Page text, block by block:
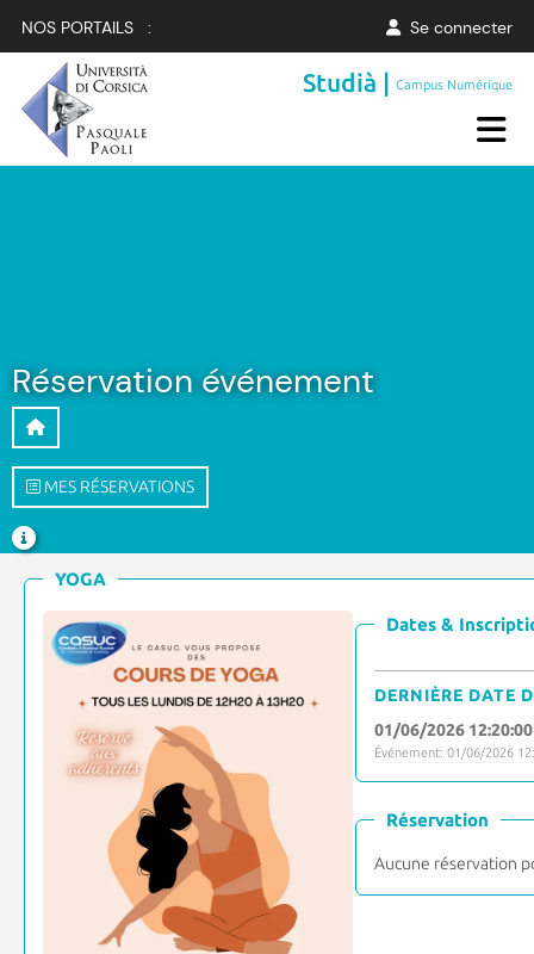
NOS PORTAILS : Se connecter
Studià |Campus Numérique
Réservation événement
MES RÉSERVATIONS
YOGA
Dates &
DERNIÈRE DATE
01/06/2026 12:20:00
Événement: 01/06/2026
Réservation
Aucune réservation